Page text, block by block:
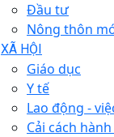
Đầu tư
Nông thôn
XÃ HỘI
Giáo dục
Y tế
Lao động -
Cải cách